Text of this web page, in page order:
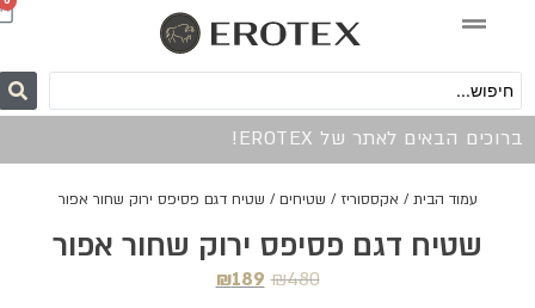
ברוכים הבאים לאתר של EROTEX!
עמוד הבית/אקססוריז/שטיחים/ שטיח דגם פסיפס ירוק שחור אפור
שטיח דגם פסיפס ירוק שחור אפור
₪480
₪189